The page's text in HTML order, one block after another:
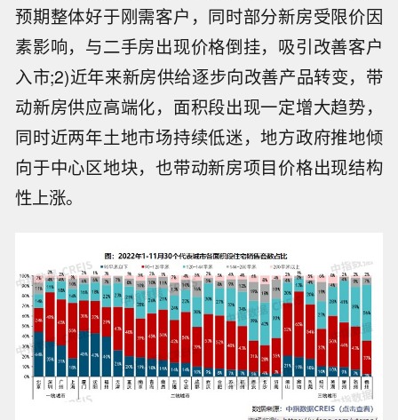
预期整体好于刚需客户，同时部分新房受限价因
素影响，与二手房出现价格倒挂，吸引改善客户
入市;2)近年来新房供给逐步向改善产品转变，带
动新房供应高端化，面积段出现一定增大趋势，
同时近两年土地市场持续低迷，地方政府推地倾
向于中心区地块，也带动新房项目价格出现结构
性上涨。